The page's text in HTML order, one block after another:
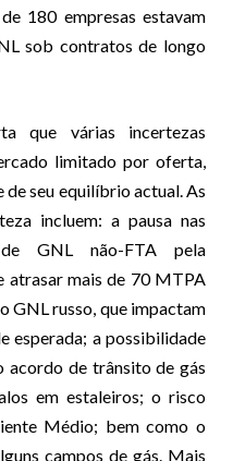
180 empresas estavam
sob contratos de longo
que várias incertezas
limitado por oferta,
seu equilíbrio actual. As
incluem: a pausa nas
GNL não-FTA pela
atrasar mais de 70 MTPA
GNL russo, que impactam
esperada; a possibilidade
acordo de trânsito de gás
em estaleiros; o risco
Médio; bem como o
campos de gás. Mais